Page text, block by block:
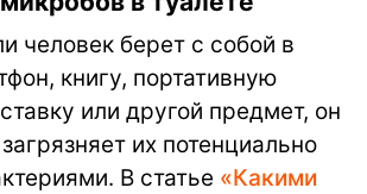
человек берет с собой в
книгу, портативную
или другой предмет, он
их потенциально
В статье «Какими